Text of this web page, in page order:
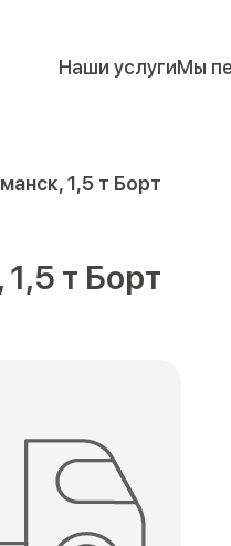
Наши услугиМы
1,5 т Борт
т Борт